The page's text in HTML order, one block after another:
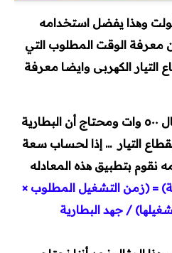
البطاريات تكون ١٢ فولت وھذا يفضل استخدامه
معرفة الوقت المطلوب التي
التيار الكھربى وايضا معرفة
: لو أن مجموع الأحمال ٥٠٠ وات ومحتاج أن البطارية
بعد إنقطاع التيار ... إذا لحساب سعة
نقوم بتطبيق ھذه المعادله
= (زمن التشغيل المطلوب ×
/ جھد البطارية